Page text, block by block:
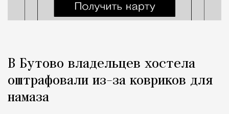
В Бутово владельцев хостела
оштрафовали из-за ковриков для
намаза